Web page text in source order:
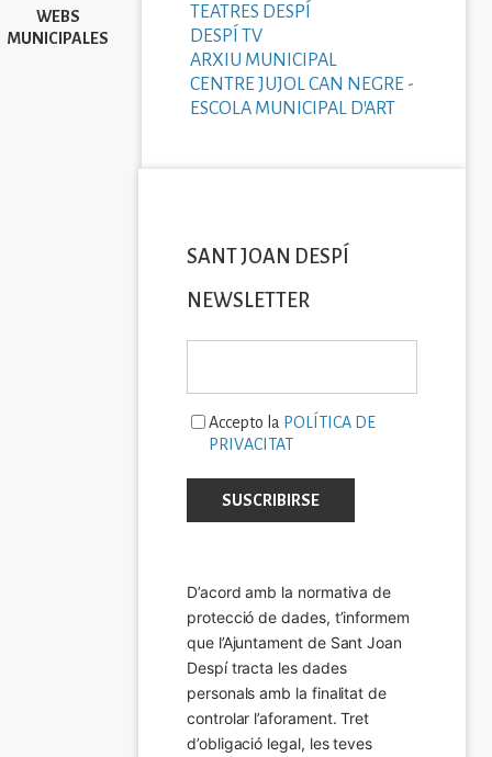
WEBS
MUNICIPALES
TEATRES DESPÍ
DESPÍ TV
ARXIU MUNICIPAL
CENTRE JUJOL CAN NEGRE -
ESCOLA MUNICIPAL D'ART
SANT JOAN DESPÍ
NEWSLETTER
Accepto la POLÍTICA DE
PRIVACITAT
D’acord amb la normativa de
protecció de dades, t’informem
que l’Ajuntament de Sant Joan
Despí tracta les dades
personals amb la finalitat de
controlar l’aforament. Tret
d’obligació legal, les teves